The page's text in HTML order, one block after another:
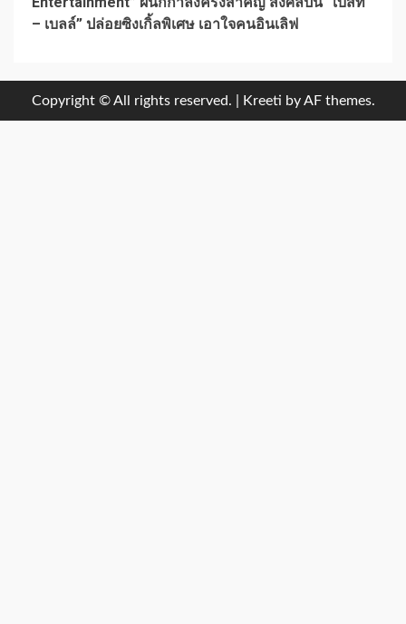
– เบลล์” ปล่อยซิงเกิ้ลพิเศษ เอาใจคนอินเลิฟ
Copyright © All rights reserved. Kreeti by AF themes.